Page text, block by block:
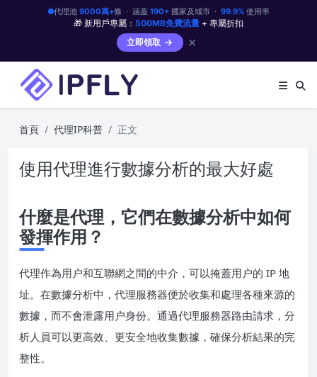
代理池 9000萬+條 · 涵蓋 190+國家及城市 · 99.9%使用率
🎁 新用戶專屬： 500MB免費流量 + 專屬折扣
立即領取
✕
首頁 代理IP科普 正文
使用代理進行數據分析的最大好處
什麼是代理，它們在數據分析中如何
發揮作用？
代理作為用户和互聯網之間的中介，可以掩蓋用户的 IP 地
址。在數據分析中，代理服務器便於收集和處理各種來源的
數據，而不會泄露用户身份。通過代理服務器路由請求，分
析人員可以更高效、更安全地收集數據，確保分析結果的完
整性。